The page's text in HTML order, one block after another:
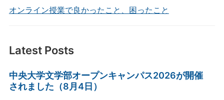
オンライン授業で良かったこと、困ったこと
Latest Posts
中央大学文学部オープンキャンパス2026が開催
されました（8月4日）